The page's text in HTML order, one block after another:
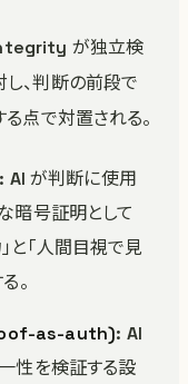
が独立検
、判断の前段で
点で対置される。
: AI が判断に使用
暗号証明として
と「人間目視で見
。
as-auth): AI
性を検証する設